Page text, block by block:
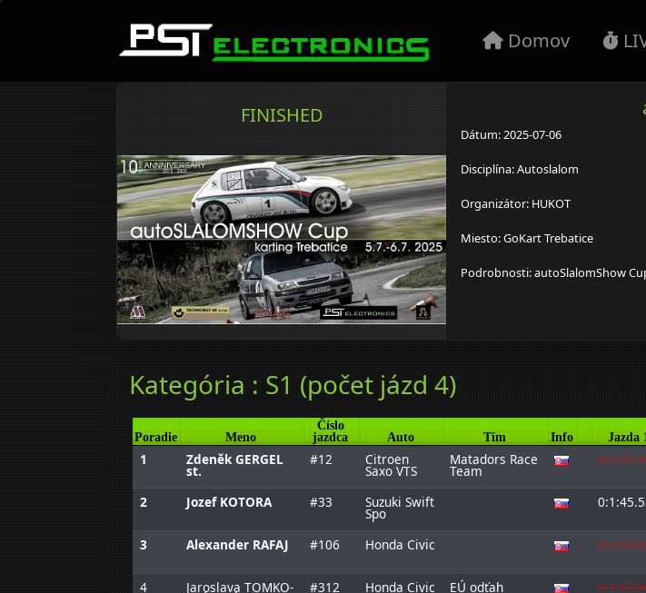
Domov
FINISHED
Dátum: 2025-07-06
Disciplína: Autoslalom
Organizátor: HUKOT
Miesto: GoKart Trebatice
Podrobnosti: autoSlalomShow
Kategória : S1 (počet jázd 4)
Poradie Meno
Číslo
jazdca
Auto Tím Info Jazda
1 Zdeněk GERGEL
st.
#12 Citroen
Saxo VTS
Matadors Race
Team
2 Jozef KOTORA #33 Suzuki Swift
Spo
3 Alexander RAFAJ #106 Honda Civic
4 Jaroslava TOMKO- #312 Honda Civic EÚ odťah